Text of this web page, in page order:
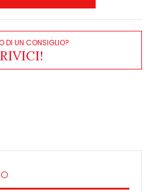
DI UN CONSIGLIO?